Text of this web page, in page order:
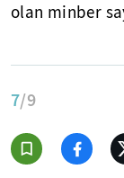
olan minber
7/9